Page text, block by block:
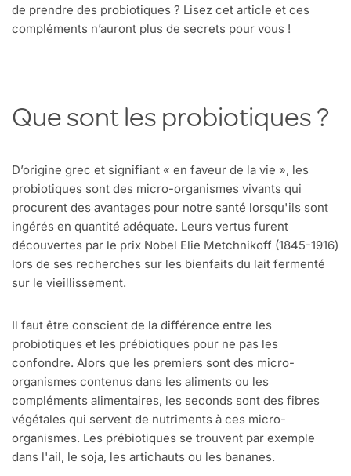
de prendre des probiotiques ? Lisez cet article et ces
compléments n’auront plus de secrets pour vous !
Que sont les probiotiques ?
D’origine grec et signifiant « en faveur de la vie », les
probiotiques sont des micro-organismes vivants qui
procurent des avantages pour notre santé lorsqu'ils sont
ingérés en quantité adéquate. Leurs vertus furent
découvertes par le prix Nobel Elie Metchnikoff (1845-1916)
lors de ses recherches sur les bienfaits du lait fermenté
sur le vieillissement.
Il faut être conscient de la différence entre les
probiotiques et les prébiotiques pour ne pas les
confondre. Alors que les premiers sont des micro-
organismes contenus dans les aliments ou les
compléments alimentaires, les seconds sont des fibres
végétales qui servent de nutriments à ces micro-
organismes. Les prébiotiques se trouvent par exemple
dans l'ail, le soja, les artichauts ou les bananes.